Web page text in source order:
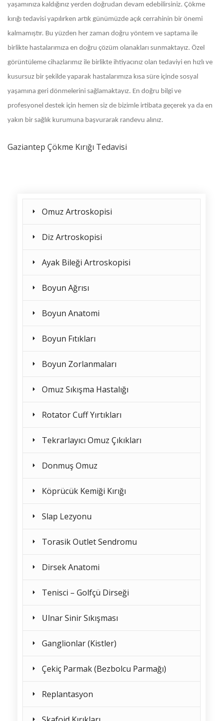
yaşamınıza kaldığınız yerden doğrudan devam edebilirsiniz. Çökme
kırığı tedavisi yapılırken artık günümüzde açık cerrahinin bir önemi
kalmamıştır. Bu yüzden her zaman doğru yöntem ve saptama ile
birlikte hastalarımıza en doğru çözüm olanakları sunmaktayız. Özel
görüntüleme cihazlarımız ile birlikte ihtiyacınız olan tedaviyi en hızlı ve
kusursuz bir şekilde yaparak hastalarımıza kısa süre içinde sosyal
yaşamına geri dönmelerini sağlamaktayız. En doğru bilgi ve
profesyonel destek için hemen siz de bizimle irtibata geçerek ya da en
yakın bir sağlık kurumuna başvurarak randevu alınız.
Gaziantep Çökme Kırığı Tedavisi
Omuz Artroskopisi
Diz Artroskopisi
Ayak Bileği Artroskopisi
Boyun Ağrısı
Boyun Anatomi
Boyun Fıtıkları
Boyun Zorlanmaları
Omuz Sıkışma Hastalığı
Rotator Cuff Yırtıkları
Tekrarlayıcı Omuz Çıkıkları
Donmuş Omuz
Köprücük Kemiği Kırığı
Slap Lezyonu
Torasik Outlet Sendromu
Dirsek Anatomi
Tenisci – Golfçü Dirseği
Ulnar Sinir Sıkışması
Ganglionlar (Kistler)
Çekiç Parmak (Bezbolcu Parmağı)
Replantasyon